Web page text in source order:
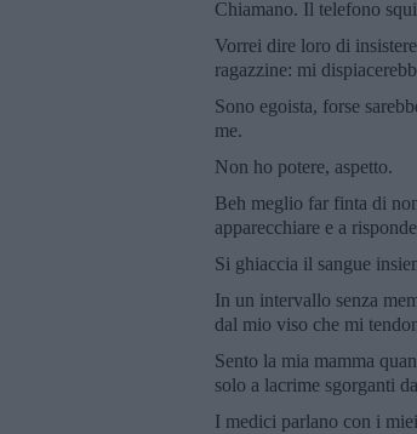
Chiamano. Il telefono
Vorrei dire loro di
ragazzine: mi
Sono egoista, forse
me.
Non ho potere, aspetto.
Beh meglio far finta di
apparecchiare e a
Si ghiaccia il sangue
In un intervallo senza
dal mio viso che mi
Sento la mia mamma
solo a lacrime sgorganti
I medici parlano con i